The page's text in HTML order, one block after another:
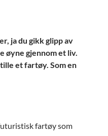
ja du gikk glipp av
øyne gjennom et liv.
et fartøy. Som en
fartøy som